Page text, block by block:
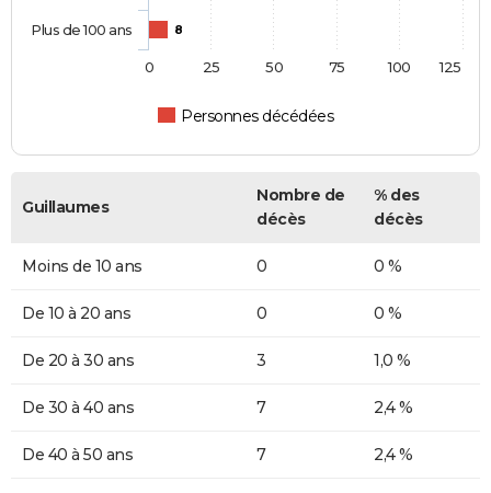
8
Personnes décédées
Plus de 100 ans
0 100
25 50 75 125
Guillaumes
Nombre de
décès
% des
décès
Moins de 10 ans 0 0 %
De 10 à 20 ans 0 0 %
De 20 à 30 ans 3 1,0 %
De 30 à 40 ans 7 2,4 %
De 40 à 50 ans 7 2,4 %